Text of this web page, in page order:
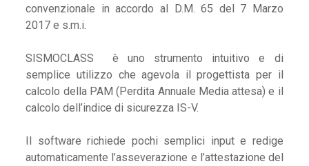
convenzionale in accordo al D.M. 65 del 7 Marzo
2017 e s.m.i.
SISMOCLASS è uno strumento intuitivo e di
semplice utilizzo che agevola il progettista per il
calcolo della PAM (Perdita Annuale Media attesa) e il
calcolo dell’indice di sicurezza IS-V.
Il software richiede pochi semplici input e redige
automaticamente l’asseverazione e l’attestazione del